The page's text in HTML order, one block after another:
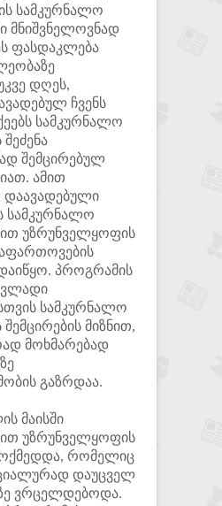
სამკურნალო
მნიშვნელოვნად
ფასდაკლება
დღეს,
ჩვენს
სამკურნალო
შემცირებულ
ამით
სამკურნალო
უზრუნველყოფის
პროგრამის
სამკურნალო
მიზნით,
მოხმარებად
გაზრდაა.
მაისში
უზრუნველყოფის
რომელიც
დაუცველ
ვრცელდებოდა.